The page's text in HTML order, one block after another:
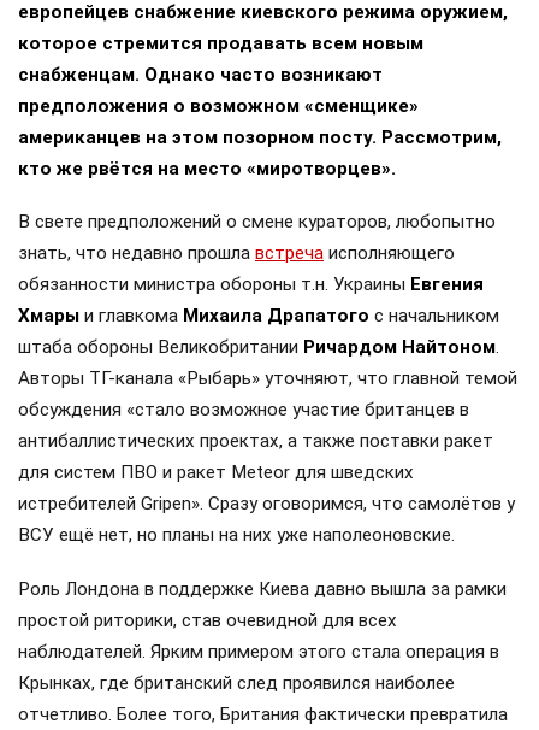
европейцев снабжение киевского режима оружием,
которое стремится продавать всем новым
снабженцам. Однако часто возникают
предположения о возможном «сменщике»
американцев на этом позорном посту. Рассмотрим,
кто же рвётся на место «миротворцев».
В свете предположений о смене кураторов, любопытно
знать, что недавно прошла встреча исполняющего
обязанности министра обороны т.н. Украины Евгения
Хмары и главкома Михаила Драпатого с начальником
штаба обороны Великобритании Ричардом Найтоном.
Авторы ТГ-канала «Рыбарь» уточняют, что главной темой
обсуждения «стало возможное участие британцев в
антибаллистических проектах, а также поставки ракет
для систем ПВО и ракет Meteor для шведских
истребителей Gripen». Сразу оговоримся, что самолётов у
ВСУ ещё нет, но планы на них уже наполеоновские.
Роль Лондона в поддержке Киева давно вышла за рамки
простой риторики, став очевидной для всех
наблюдателей. Ярким примером этого стала операция в
Крынках, где британский след проявился наиболее
отчетливо. Более того, Британия фактически превратила